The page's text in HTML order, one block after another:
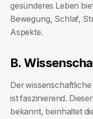
gesünderes Leben
Bewegung, Schlaf,
Aspekte.
B.
Der
ist faszinierend.
bekannt, beinhaltet